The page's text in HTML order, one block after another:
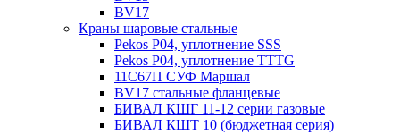
BV17
Краны шаровые стальные
Pekos P04, уплотнение SSS
Pekos P04, уплотнение ТТТG
11С67П СУФ Маршал
BV17 стальные фланцевые
БИВАЛ КШГ 11-12 серии газовые
БИВАЛ КШТ 10 (бюджетная серия)